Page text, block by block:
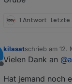
1 Antwort Letzte
Offline
kilasatschrieb am 12.
zuletzt editiert
Vielen Dank an @
Hat jemand noch